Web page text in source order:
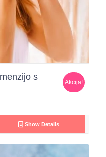
s
Akcija!
Show Details